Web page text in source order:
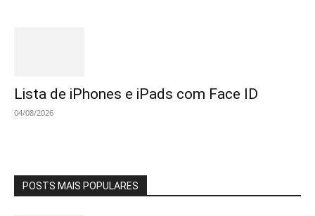
Lista de iPhones e iPads com Face ID
04/08/2026
POSTS MAIS POPULARES